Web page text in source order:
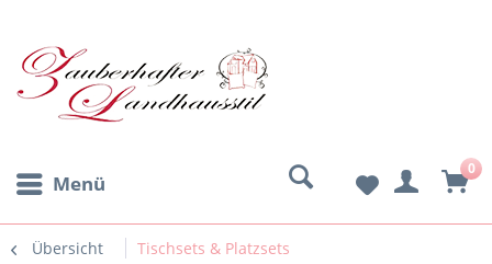
Menü
0
Übersicht Tischsets & Platzsets